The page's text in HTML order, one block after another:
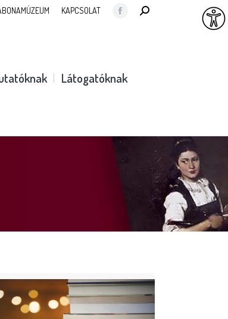
KAPCSOLAT
Facebook
new
SEARCH:
Látogatóknak